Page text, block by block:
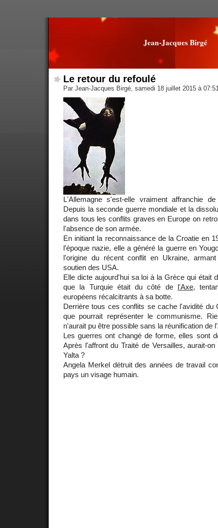
Jean-Jacques Birgé
Le retour du refoulé
Par Jean-Jacques Birgé, samedi 18 juillet 2015 à
L'Allemagne s'est-elle vraiment affranchie
Depuis la seconde guerre mondiale et la
dans tous les conflits graves en Europe on
l'absence de son armée.
En initiant la reconnaissance de la Croatie en
l'époque nazie, elle a généré la guerre en
l'origine du récent conflit en Ukraine,
soutien des USA.
Elle dicte aujourd'hui sa loi à la Grèce qui était
que la Turquie était du côté de l'Axe,
européens récalcitrants à sa botte.
Derrière tous ces conflits se cache l'avidité du
que pourrait représenter le communisme.
n'aurait pu être possible sans la réunification de
Les guerres ont changé de forme, elles sont
Après l'affront du Traité de Versailles, aurait-
Yalta ?
Angela Merkel détruit des années de travail
pays un visage humain.